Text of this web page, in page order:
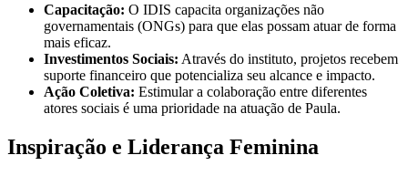
Capacitação: O IDIS capacita organizações não
governamentais (ONGs) para que elas possam atuar de forma
mais eficaz.
Investimentos Sociais: Através do instituto, projetos recebem
suporte financeiro que potencializa seu alcance e impacto.
Ação Coletiva: Estimular a colaboração entre diferentes
atores sociais é uma prioridade na atuação de Paula.
Inspiração e Liderança Feminina